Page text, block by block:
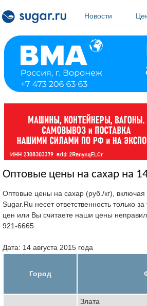
Новости
Оптовые цены на сахар на
Оптовые цены на сахар (руб./кг),
Sugar.Ru несет ответственность только
цен или Вы считаете наши цены
921-6665
Дата: 14 августа 2015 года
Город
Злата